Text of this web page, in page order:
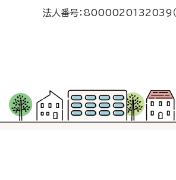
法人番号：8000020132039（